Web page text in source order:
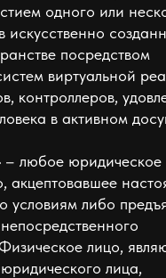
одного или
искусственно
посредством
виртуальной
контроллеров,
в активном
– любое юридическое
акцептовавшее
условиям либо
лицо,
лица,